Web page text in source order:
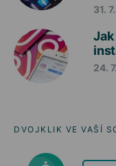
31.
24.
DVOJKLIK VE VAŠÍ